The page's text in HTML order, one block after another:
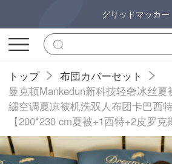
グリッドマッカー
トップ
布団カバーセット
曼克顿Mankedun新科技轻奢冰丝
繍空调夏凉被机洗双人布团卡巴西
【200*230 cm夏被+1西特+2皮罗克